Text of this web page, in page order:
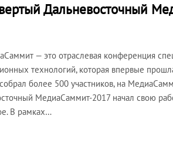
Дальневосточный
— это отраслевая конференция
технологий, которая впервые
более 500 участников, на
МедиаСаммит-2017 начал свою
В рамках…